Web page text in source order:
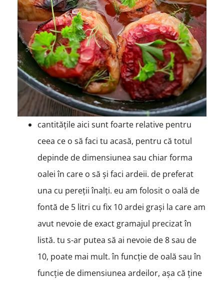
cantitățile aici sunt foarte relative pentru
ceea ce o să faci tu acasă, pentru că totul
depinde de dimensiunea sau chiar forma
oalei în care o să și faci ardeii. de preferat
una cu pereții înalți. eu am folosit o oală de
fontă de 5 litri cu fix 10 ardei grași la care am
avut nevoie de exact gramajul precizat în
listă. tu s-ar putea să ai nevoie de 8 sau de
10, poate mai mult. în funcție de oală sau în
funcție de dimensiunea ardeilor, așa că ține